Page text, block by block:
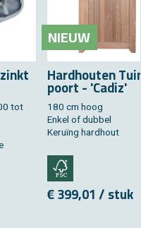
tot
NIEUW
Hard­hou­ten Tuin­
poort - 'Cadiz'
180 cm hoog
Enkel of dub­bel
Keruïng hard­hout
€ 399,01 / stuk